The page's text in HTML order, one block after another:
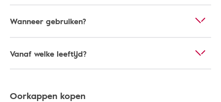
Wanneer gebruiken?
Vanaf welke leeftijd?
Oorkappen kopen